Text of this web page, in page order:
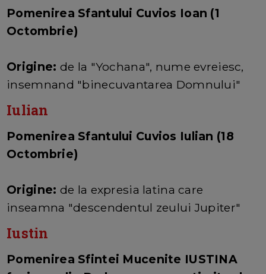
Pomenirea Sfantului Cuvios Ioan (1
Octombrie)
Origine: de la "Yochana", nume evreiesc,
insemnand "binecuvantarea Domnului"
Iulian
Pomenirea Sfantului Cuvios Iulian (18
Octombrie)
Origine: de la expresia latina care
inseamna "descendentul zeului Jupiter"
Iustin
Pomenirea Sfintei Mucenite IUSTINA